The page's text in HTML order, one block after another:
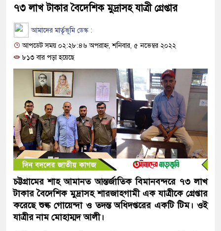
৭৩ লাখ টাকার বৈদেশিক মুদ্রাসহ যাত্রী গ্রেপ্তার
আমাদের মার্তৃভূমি ডেস্ক :
আপডেট সময় ০২:২৮:৪৬ অপরাহ্ন, শনিবার, ৫ নভেম্বর ২০২২
৮১৩ বার পড়া হয়েছে
চট্টগ্রামের শাহ আমানত আন্তর্জাতিক বিমানবন্দরে ৭৩ লাখ
টাকার বৈদেশিক মুদ্রাসহ শারজাহগামী এক যাত্রীকে গ্রেপ্তার
করেছে শুল্ক গোয়েন্দা ও তদন্ত অধিদপ্তরের একটি টিম। ওই
যাত্রীর নাম মোহাম্মদ আলী।